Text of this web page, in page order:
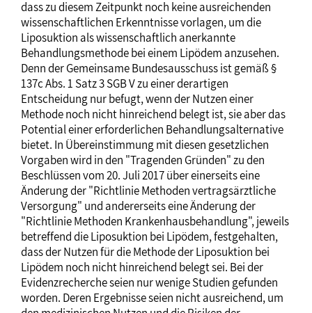
dass zu diesem Zeitpunkt noch keine ausreichenden
wissenschaftlichen Erkenntnisse vorlagen, um die
Liposuktion als wissenschaftlich anerkannte
Behandlungsmethode bei einem Lipödem anzusehen.
Denn der Gemeinsame Bundesausschuss ist gemäß §
137c Abs. 1 Satz 3 SGB V zu einer derartigen
Entscheidung nur befugt, wenn der Nutzen einer
Methode noch nicht hinreichend belegt ist, sie aber das
Potential einer erforderlichen Behandlungsalternative
bietet. In Übereinstimmung mit diesen gesetzlichen
Vorgaben wird in den "Tragenden Gründen" zu den
Beschlüssen vom 20. Juli 2017 über einerseits eine
Änderung der "Richtlinie Methoden vertragsärztliche
Versorgung" und andererseits eine Änderung der
"Richtlinie Methoden Krankenhausbehandlung", jeweils
betreffend die Liposuktion bei Lipödem, festgehalten,
dass der Nutzen für die Methode der Liposuktion bei
Lipödem noch nicht hinreichend belegt sei. Bei der
Evidenzrecherche seien nur wenige Studien gefunden
worden. Deren Ergebnisse seien nicht ausreichend, um